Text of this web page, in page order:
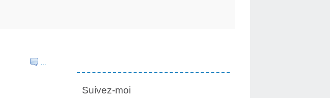
…
Suivez-moi